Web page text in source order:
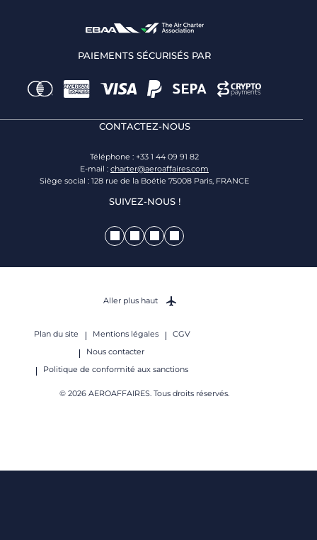
PAIEMENTS SÉCURISÉS PAR
CONTACTEZ-NOUS
Téléphone : +33 1 44 09 91 82
E-mail : charter@aeroaffaires.com
Siège social : 128 rue de la Boétie 75008 Paris, FRANCE
SUIVEZ-NOUS !
Plan du site Mentions légales
CGV
Nous contacter
Politique de conformité aux sanctions
© 2026 AEROAFFAIRES. Tous droits réservés.
Aller plus haut